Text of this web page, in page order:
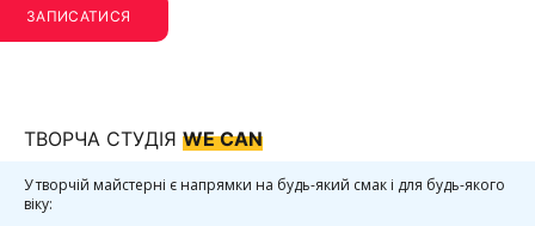
ЗАПИСАТИСЯ
ТВОРЧА СТУДІЯ WE CAN
У творчій майстерні є напрямки на будь-який смак і для будь-якого
віку: